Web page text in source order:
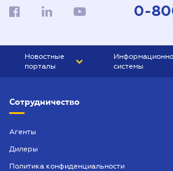
0-
Новостные
порталы
БИЗНЕС
системы
БУХГАЛТЕР
Сотрудничество
Агенты
Дилеры
Политика конфиденциальности